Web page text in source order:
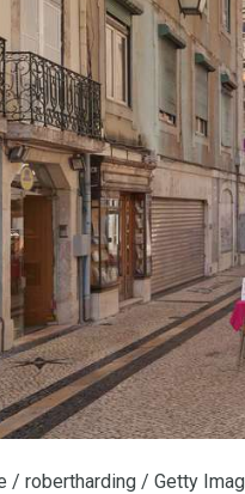
/ robertharding / Getty